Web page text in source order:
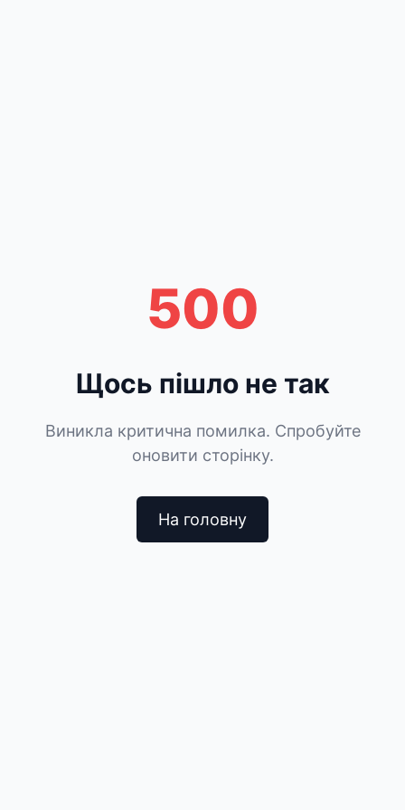
500
Щось пішло не так
Виникла критична помилка. Спробуйте
оновити сторінку.
На головну